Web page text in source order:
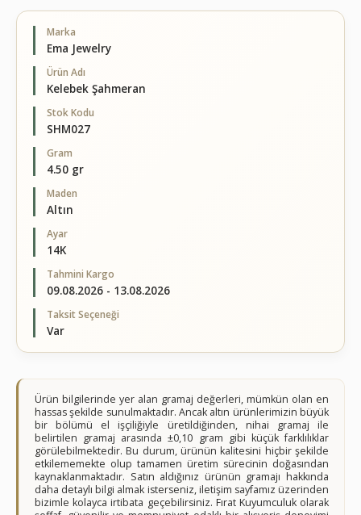
Marka
Ema Jewelry
Ürün Adı
Kelebek Şahmeran
Stok Kodu
SHM027
Gram
4.50 gr
Maden
Altın
Ayar
14K
Tahmini Kargo
09.08.2026 - 13.08.2026
Taksit Seçeneği
Var
Ürün bilgilerinde yer alan gramaj değerleri, mümkün olan en
hassas şekilde sunulmaktadır. Ancak altın ürünlerimizin büyük
bir bölümü el işçiliğiyle üretildiğinden, nihai gramaj ile
belirtilen gramaj arasında ±0,10 gram gibi küçük farklılıklar
görülebilmektedir. Bu durum, ürünün kalitesini hiçbir şekilde
etkilememekte olup tamamen üretim sürecinin doğasından
kaynaklanmaktadır. Satın aldığınız ürünün gramajı hakkında
daha detaylı bilgi almak isterseniz, iletişim sayfamız üzerinden
bizimle kolayca irtibata geçebilirsiniz. Fırat Kuyumculuk olarak